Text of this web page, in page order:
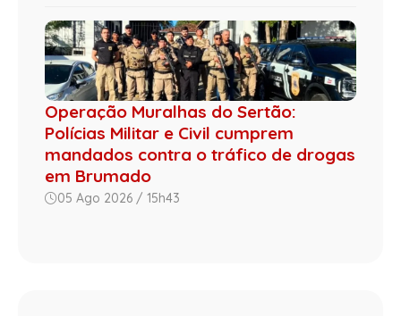
Operação Muralhas do Sertão:
Polícias Militar e Civil cumprem
mandados contra o tráfico de drogas
em Brumado
05 Ago 2026 / 15h43